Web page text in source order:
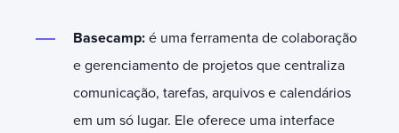
Basecamp: é uma ferramenta de colaboração
e gerenciamento de projetos que centraliza
comunicação, tarefas, arquivos e calendários
em um só lugar. Ele oferece uma interface